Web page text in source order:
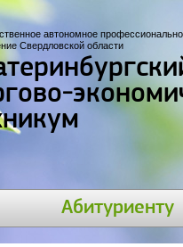
автономное
Свердловской области
Абитуриенту